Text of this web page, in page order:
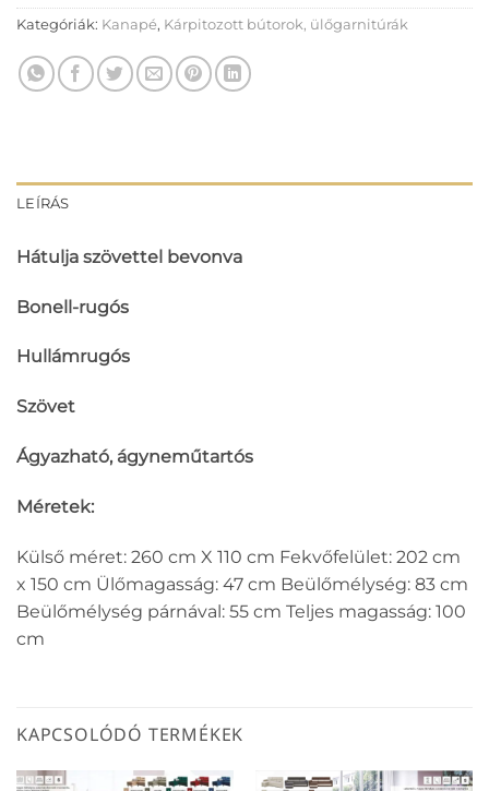
Kategóriák: Kanapé, Kárpitozott bútorok, ülőgarnitúrák
LEÍRÁS
Hátulja szövettel bevonva
Bonell-rugós
Hullámrugós
Szövet
Ágyazható, ágyneműtartós
Méretek:
Külső méret: 260 cm X 110 cm Fekvőfelület: 202 cm
x 150 cm Ülőmagasság: 47 cm Beülőmélység: 83 cm
Beülőmélység párnával: 55 cm Teljes magasság: 100
cm
KAPCSOLÓDÓ TERMÉKEK